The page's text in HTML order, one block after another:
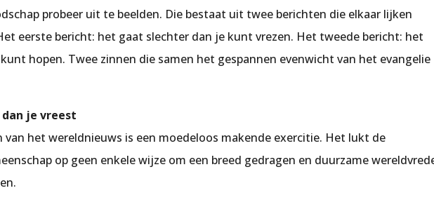
probeer uit te beelden. Die bestaat uit twee berichten die elkaar lijken
eerste bericht: het gaat slechter dan je kunt vrezen. Het tweede bericht: het
hopen. Twee zinnen die samen het gespannen evenwicht van het evangelie
je vreest
van het wereldnieuws is een moedeloos makende exercitie. Het lukt de
op geen enkele wijze om een breed gedragen en duurzame